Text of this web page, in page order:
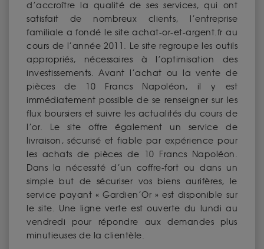
d’accroître la qualité de ses services, qui ont
satisfait de nombreux clients, l’entreprise
familiale a fondé le site achat-or-et-argent.fr au
cours de l’année 2011. Le site regroupe les outils
appropriés, nécessaires à l’optimisation des
investissements. Avant l’achat ou la vente de
pièces de 10 Francs Napoléon, il y est
immédiatement possible de se renseigner sur les
flux boursiers et suivre les actualités du cours de
l’or. Le site offre également un service de
livraison, sécurisé et fiable par expérience pour
les achats de pièces de 10 Francs Napoléon.
Dans la nécessité d’un coffre-fort ou dans un
simple but de sécuriser vos biens aurifères, le
service payant « Gardien’Or » est disponible sur
le site. Une ligne verte est ouverte du lundi au
vendredi pour répondre aux demandes plus
minutieuses de la clientèle.